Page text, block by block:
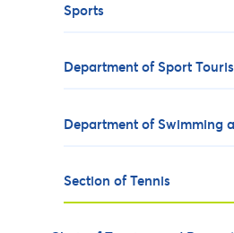
Sports
Department of Sport
Department of Swimming
Section of Tennis